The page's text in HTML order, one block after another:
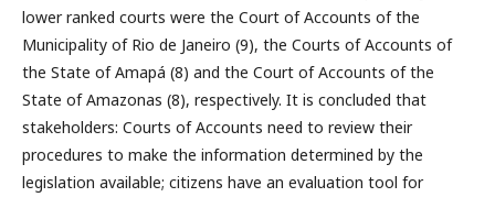
lower ranked courts were the Court of Accounts of the
Municipality of Rio de Janeiro (9), the Courts of Accounts of
the State of Amapá (8) and the Court of Accounts of the
State of Amazonas (8), respectively. It is concluded that
stakeholders: Courts of Accounts need to review their
procedures to make the information determined by the
legislation available; citizens have an evaluation tool for